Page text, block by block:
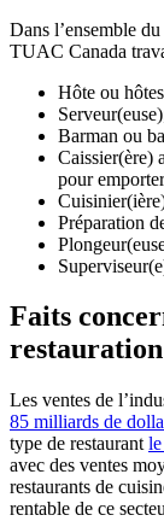
Dans l’ensemble
TUAC Canada
Hôte ou
Barman ou
Caissier(ère)
pour
Préparation
Faits
Les ventes de
85 milliards de
type de restaurant
avec des ventes
restaurants de
rentable de ce